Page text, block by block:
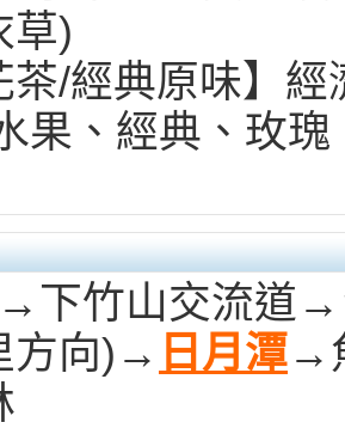
草)
茶/經典原味】
果、經典、玫
下竹山交流道→
方向)→ 日月潭→